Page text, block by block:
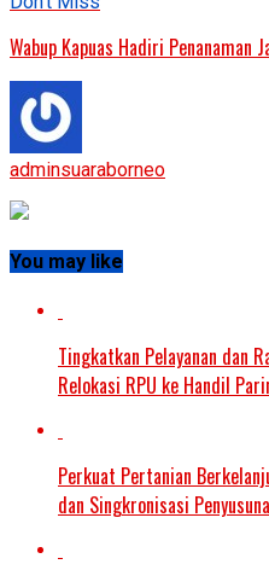
Wabup Kapuas Hadiri Penanaman
adminsuaraborneo
You may like
Tingkatkan Pelayanan dan
Relokasi RPU ke Handil
Perkuat Pertanian
dan Singkronisasi